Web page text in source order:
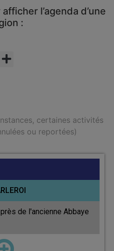
l’agenda d’une
:
certaines activités
ou reportées)
de l'ancienne Abbaye